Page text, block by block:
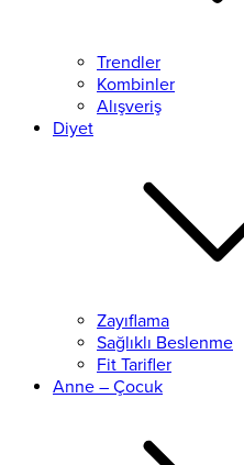
Trendler
Kombinler
Alışveriş
Diyet
Zayıflama
Sağlıklı Beslenme
Fit Tarifler
Anne – Çocuk